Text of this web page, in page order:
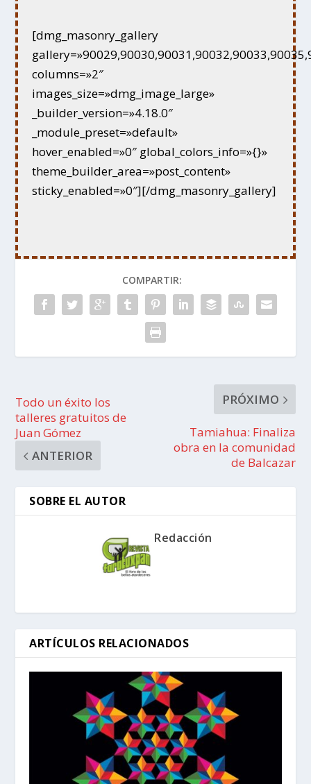
[dmg_masonry_gallery
columns=»2″
images_size=»dmg_image_large»
_builder_version=»4.18.0″
_module_preset=»default»
hover_enabled=»0″ global_colors_info=»{}»
theme_builder_area=»post_content»
sticky_enabled=»0″][/dmg_masonry_gallery]
COMPARTIR:
Todo un éxito los
talleres gratuitos de
Juan Gómez
ANTERIOR
PRÓXIMO
Tamiahua: Finaliza
obra en la comunidad
de Balcazar
SOBRE EL AUTOR
Redacción
ARTÍCULOS RELACIONADOS